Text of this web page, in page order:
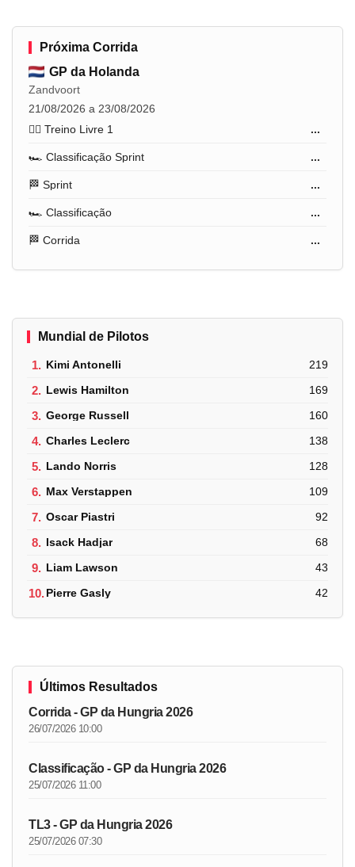
Próxima Corrida
GP da Holanda
Zandvoort
21/08/2026 a 23/08/2026
🏋️‍♂️ Treino Livre 1
...
🏎️ Classificação Sprint ...
🏁 Sprint ...
🏎️ Classificação ...
🏁 Corrida ...
Mundial de Pilotos
1. Kimi Antonelli 219
2. Lewis Hamilton 169
3. George Russell 160
4. Charles Leclerc 138
5. Lando Norris 128
6. Max Verstappen 109
7. Oscar Piastri 92
8. Isack Hadjar 68
9. Liam Lawson 43
10.Pierre Gasly 42
Últimos Resultados
Corrida - GP da Hungria 2026
26/07/2026 10:00
Classificação - GP da Hungria 2026
25/07/2026 11:00
TL3 - GP da Hungria 2026
25/07/2026 07:30